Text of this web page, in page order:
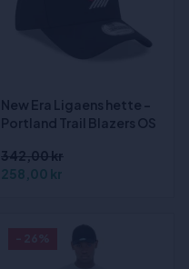
New Era Ligaens hette -
Portland Trail Blazers OS
342,00 kr
258,00 kr